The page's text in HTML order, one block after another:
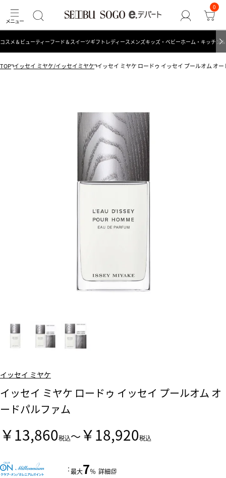
0
コスメ＆ビューティーフード＆スイーツギフト レディース メンズキッズ・ベビーホーム・キッチン
TOP イッセイ ミヤケ/イッセイミヤケ イッセイ ミヤケ ロードゥ イッセイ プールオム オ
イッセイ ミヤケ
イッセイ ミヤケ ロードゥ イッセイ プールオム オ
ードパルファム
￥13,860税込～ ￥18,920税込
：最大7％ 詳細